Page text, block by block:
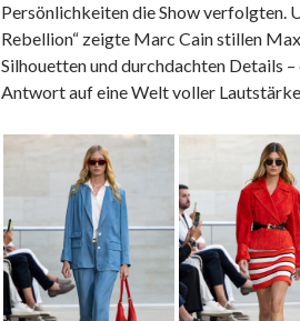
Persönlichkeiten die Show verfolgten.
Rebellion“ zeigte Marc Cain stillen
Silhouetten und durchdachten Details
Antwort auf eine Welt voller